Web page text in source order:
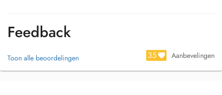
Feedback
Toon alle beoordelingen 35 Aanbevelingen